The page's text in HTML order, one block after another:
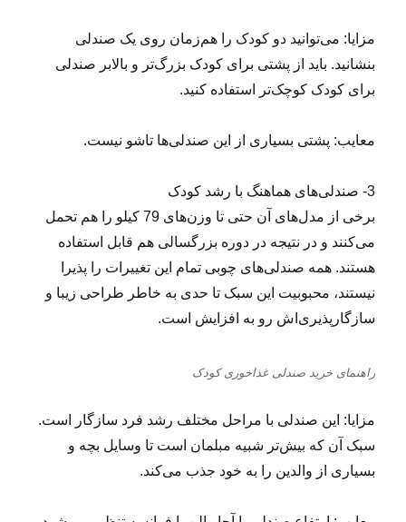
مزایا: می‌توانید دو کودک را هم‌زمان روی یک صندلی
بنشانید. باید از پشتی برای کودک بزرگ‌تر و بالابر صندلی
برای کودک کوچک‌تر استفاده کنید.
معایب: پشتی بسیاری از این صندلی‌ها تاشو نیست.
3- صندلی‌های هماهنگ با رشد کودک
برخی از مدل‌های آن حتی تا وزن‌های 79 کیلو را هم تحمل
می‌کنند و در نتیجه در دوره بزرگسالی هم قابل استفاده
هستند. همه صندلی‌های چوبی تمام این تغییرات را پذیرا
نیستند، محبوبیت این سبک تا حدی به خاطر طراحی زیبا و
سازگارپذیری‌اش رو به افزایش است.
راهنمای خرید صندلی غذاخوری کودک
مزایا: این صندلی با مراحل مختلف رشد فرد سازگار است.
سبک آن که بیش‌تر شبیه مبلمان است تا وسایل بچه و
بسیاری از والدین را به خود جذب می‌کند.